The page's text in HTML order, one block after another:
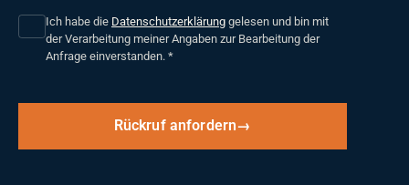
Ich habe die Datenschutzerklärung gelesen und bin mit
der Verarbeitung meiner Angaben zur Bearbeitung der
Anfrage einverstanden. *
Rückruf anfordern